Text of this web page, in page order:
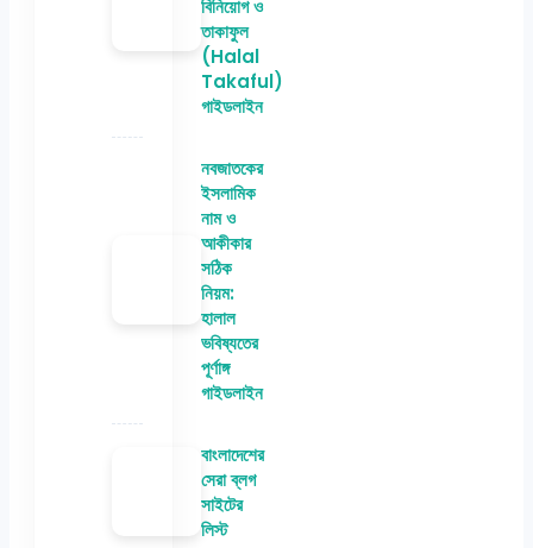
বিনিয়োগ ও
তাকাফুল
(Halal
Takaful)
গাইডলাইন
নবজাতকের
ইসলামিক
নাম ও
আকীকার
সঠিক
নিয়ম:
হালাল
ভবিষ্যতের
পূর্ণাঙ্গ
গাইডলাইন
বাংলাদেশের
সেরা ব্লগ
সাইটের
লিস্ট